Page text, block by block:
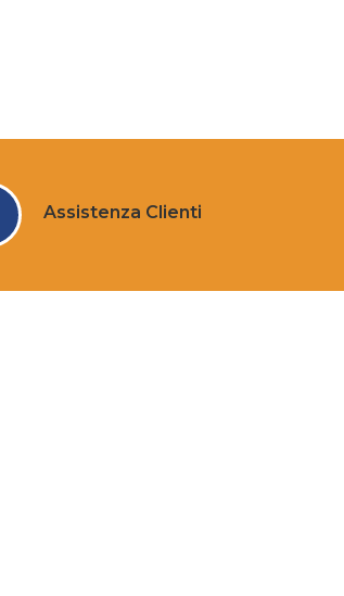
Assistenza Clienti